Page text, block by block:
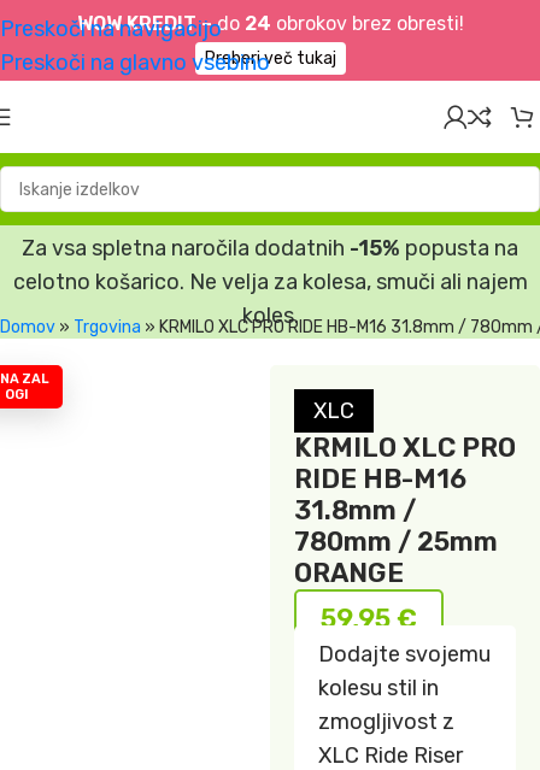
WOW KREDIT –do 24 obrokov brez obresti!
Preberi več tukaj
Preskoči na navigacijo
Preskoči na glavno vsebino
Za vsa spletna naročila dodatnih -15% popusta na
celotno košarico. Ne velja za kolesa, smuči ali najem
koles.
Domov » Trgovina » KRMILO XLC PRO RIDE HB-M16 31.8mm /
ZAL
OGI
XLC
KRMILO XLC PRO
RIDE HB-M16
31.8mm /
780mm / 25mm
ORANGE
59,95€
Dodajte svojemu
kolesu stil in
zmogljivost z
XLC Ride Riser